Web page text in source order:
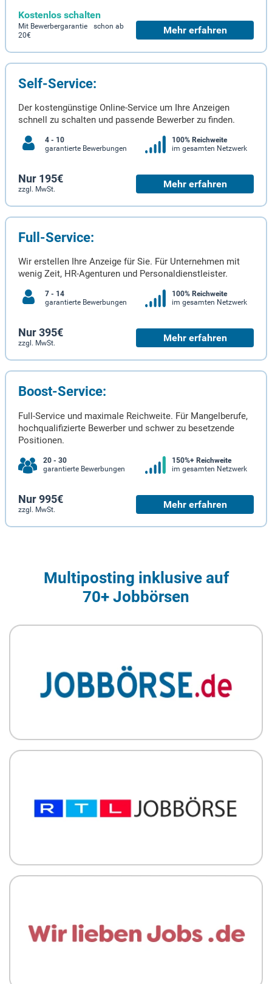
Kostenlos schalten
Mit Bewerbergarantie schon ab
20€
Mehr erfahren
Self-Service:
Der kostengünstige Online-Service um Ihre Anzeigen
schnell zu schalten und passende Bewerber zu finden.
4 - 10
garantierte Bewerbungen
100% Reichweite
im gesamten Netzwerk
Nur 195€
zzgl. MwSt. Mehr erfahren
Full-Service:
Wir erstellen Ihre Anzeige für Sie. Für Unternehmen mit
wenig Zeit, HR-Agenturen und Personaldienstleister.
7 - 14
garantierte Bewerbungen
100% Reichweite
im gesamten Netzwerk
Nur 395€
zzgl. MwSt. Mehr erfahren
Boost-Service:
Full-Service und maximale Reichweite. Für Mangelberufe,
hochqualifizierte Bewerber und schwer zu besetzende
Positionen.
20 - 30
garantierte Bewerbungen
150%+ Reichweite
im gesamten Netzwerk
Nur 995€
zzgl. MwSt. Mehr erfahren
Multiposting inklusive auf
70+ Jobbörsen